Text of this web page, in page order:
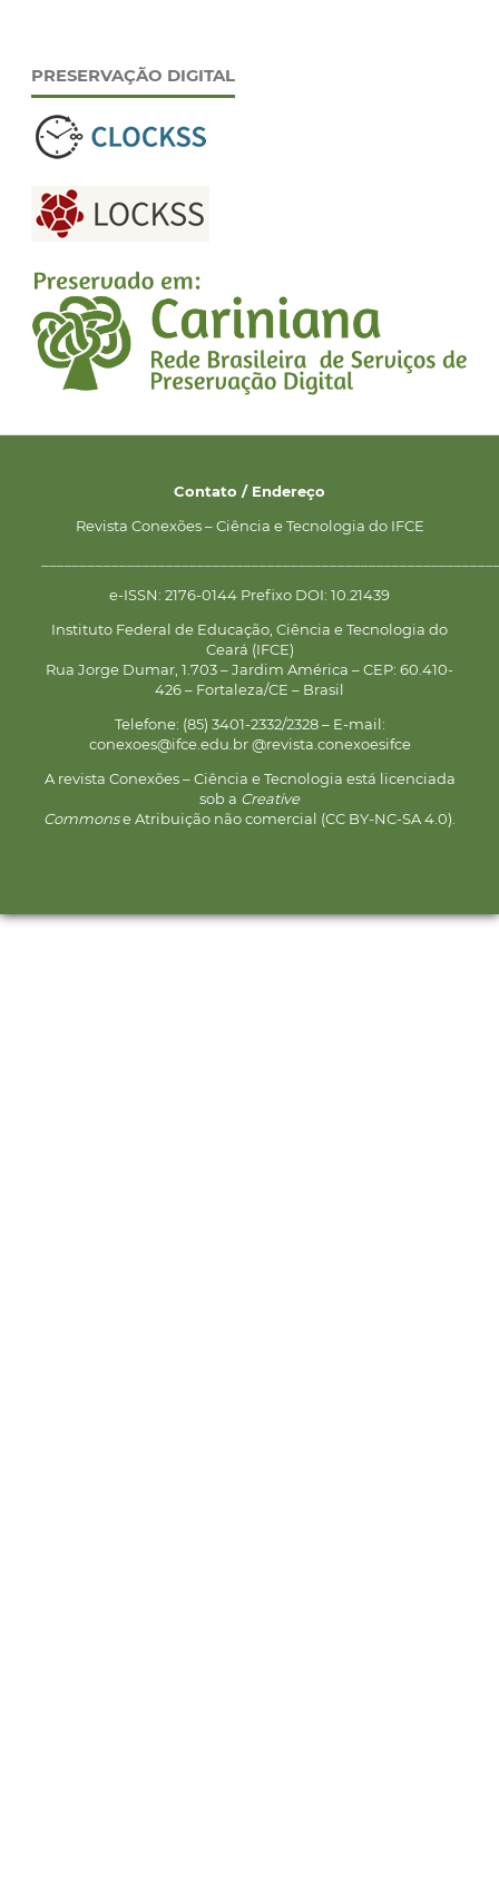
PRESERVAÇÃO DIGITAL
Contato / Endereço
Revista Conexões – Ciência e Tecnologia do IFCE
e-ISSN: 2176-0144 Prefixo DOI: 10.21439
Instituto Federal de Educação, Ciência e Tecnologia do
Ceará (IFCE)
Rua Jorge Dumar, 1.703 – Jardim América – CEP: 60.410-
426 – Fortaleza/CE – Brasil
Telefone: (85) 3401-2332/2328 – E-mail:
conexoes@ifce.edu.br @revista.conexoesifce
A revista Conexões – Ciência e Tecnologia está licenciada
sob a Creative
Commonse Atribuição não comercial (CC BY-NC-SA 4.0).